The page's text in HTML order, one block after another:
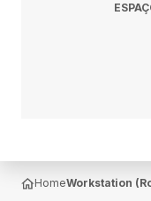
HomeWorkstation